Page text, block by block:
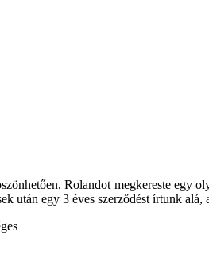
Rolandot megkereste egy
után egy 3 éves szerződést írtunk